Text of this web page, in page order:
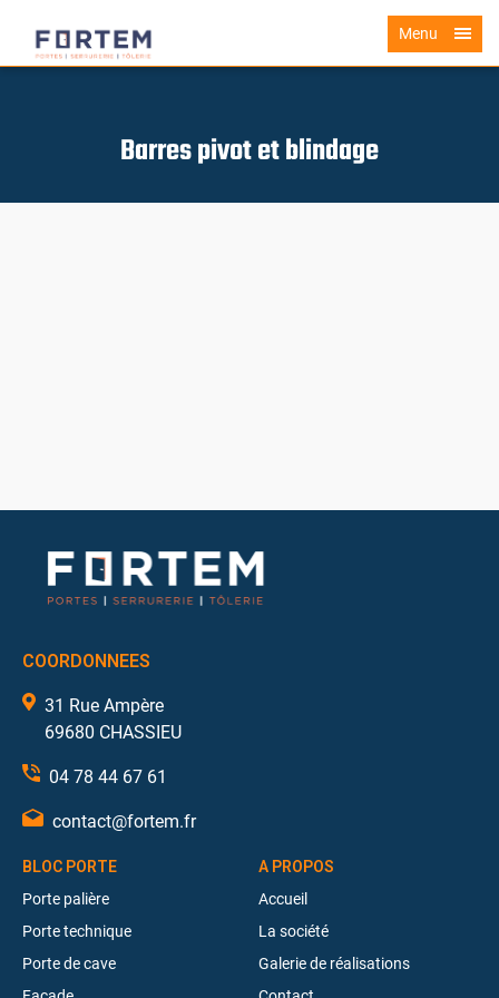
Menu
Barres pivot et blindage
COORDONNEES
31 Rue Ampère
69680 CHASSIEU
04 78 44 67 61
contact@fortem.fr
BLOC PORTE
Porte palière
Porte technique
Porte de cave
A PROPOS
Accueil
La société
Galerie de réalisations